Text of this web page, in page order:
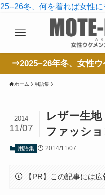
25--26冬、何を着れば女性
⇒2025−26年冬、女性ウ
ホーム 用語集
レザー生
ファッシ
2014
11/07
用語集 2014/11/07
【PR】この記事には